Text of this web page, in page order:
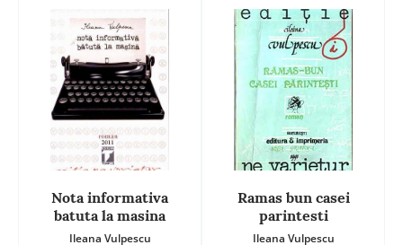
Nota informativa
batuta la masina
Ileana Vulpescu
Ramas bun casei
parintesti
Ileana Vulpescu